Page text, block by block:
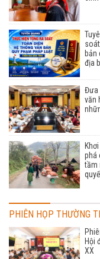
bản
địa
Đưa
văn
phá
tầm
PHIÊN HỌP THƯỜNG
Hội
XX